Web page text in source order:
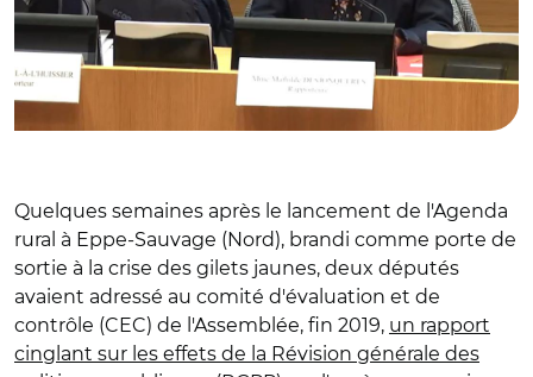
Quelques semaines après le lancement de l'Agenda
rural à Eppe-Sauvage (Nord), brandi comme porte de
sortie à la crise des gilets jaunes, deux députés
avaient adressé au comité d'évaluation et de
contrôle (CEC) de l'Assemblée, fin 2019, un rapport
cinglant sur les effets de la Révision générale des